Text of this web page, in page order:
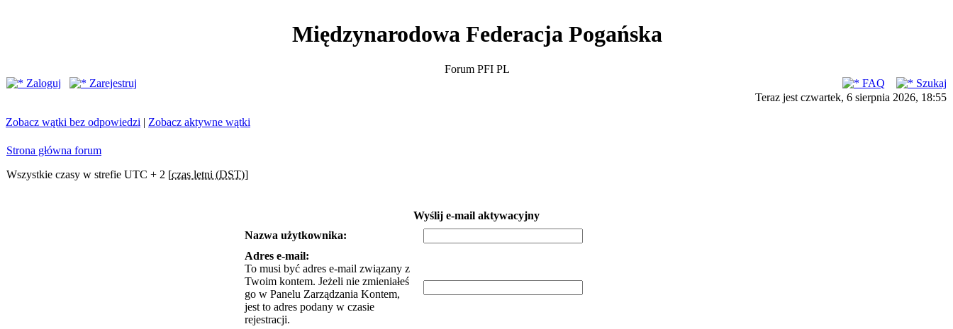
Międzynarodowa Federacja Pogańska
Forum PFI PL
Zaloguj
Zarejestruj FAQ
Szukaj
Teraz jest czwartek, 6 sierpnia 2026, 18:55
Zobacz wątki bez odpowiedzi | Zobacz aktywne wątki
Strona główna forum
Wszystkie czasy w strefie UTC + 2 [czas letni (DST)]
Wyślij e-mail aktywacyjny
Nazwa użytkownika:
Adres e-mail:
To musi być adres e-mail związany z
Twoim kontem. Jeżeli nie zmieniałeś
go w Panelu Zarządzania Kontem,
jest to adres podany w czasie
rejestracji.